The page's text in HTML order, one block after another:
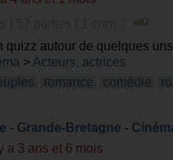
quizz autour de quelques
> Acteurs, actrices
romance comédie
- Grande-Bretagne -
a 3 ans et 6 mois